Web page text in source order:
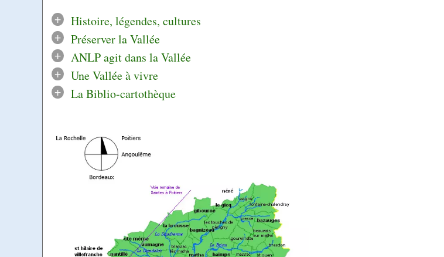
+
Histoire, légendes, cultures
+
Préserver la Vallée
+
ANLP agit dans la Vallée
+
Une Vallée à vivre
+
La Biblio-cartothèque